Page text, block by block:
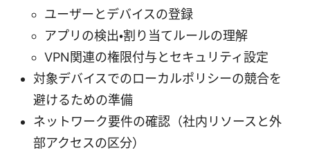
ユーザーとデバイスの登録
アプリの検出・割り当てルールの理解
VPN関連の権限付与とセキュリティ設定
対象デバイスでのローカルポリシーの競合を
避けるための準備
ネットワーク要件の確認（社内リソースと外
部アクセスの区分）